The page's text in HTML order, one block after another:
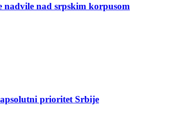
nadvile nad srpskim korpusom
prioritet Srbije